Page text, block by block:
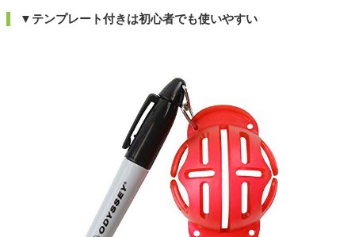
▼テンプレート付きは初心者でも使いやすい